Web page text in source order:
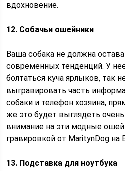
вдохновение.
12. Собачьи ошейники
Ваша собака не должна
современных тенденций. У
болтаться куча ярлыков, так
выгравировать часть
собаки и телефон хозяина,
же это будет выглядеть
внимание на эти модные
гравировкой от MaritynDog на
13. Подставка для ноутбука